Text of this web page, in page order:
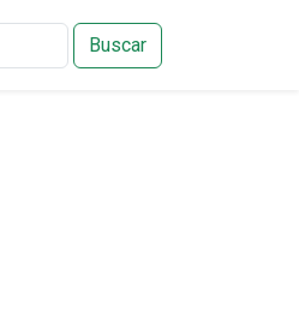
Buscar